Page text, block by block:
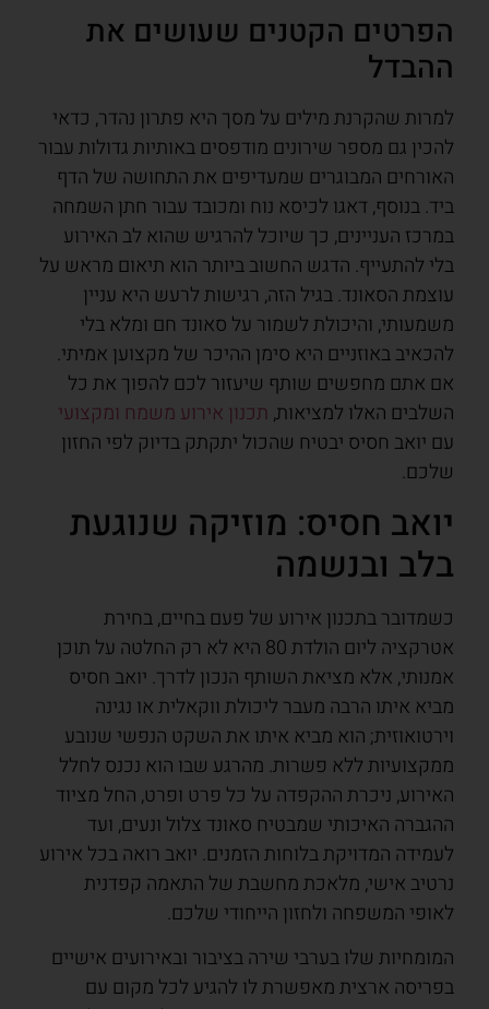
הפרטים הקטנים שעושים את
ההבדל
למרות שהקרנת מילים על מסך היא פתרון נהדר, כדאי
להכין גם מספר שירונים מודפסים באותיות גדולות עבור
האורחים המבוגרים שמעדיפים את התחושה של הדף
ביד. בנוסף, דאגו לכיסא נוח ומכובד עבור חתן השמחה
במרכז העניינים, כך שיוכל להרגיש שהוא לב האירוע
בלי להתעייף. הדגש החשוב ביותר הוא תיאום מראש על
עוצמת הסאונד. בגיל הזה, רגישות לרעש היא עניין
משמעותי, והיכולת לשמור על סאונד חם ומלא בלי
להכאיב באוזניים היא סימן ההיכר של מקצוען אמיתי.
אם אתם מחפשים שותף שיעזור לכם להפוך את כל
השלבים האלו למציאות, תכנון אירוע משמח ומקצועי
עם יואב חסיס יבטיח שהכול יתקתק בדיוק לפי החזון
שלכם.
יואב חסיס: מוזיקה שנוגעת
בלב ובנשמה
כשמדובר בתכנון אירוע של פעם בחיים, בחירת
אטרקציה ליום הולדת 80 היא לא רק החלטה על תוכן
אמנותי, אלא מציאת השותף הנכון לדרך. יואב חסיס
מביא איתו הרבה מעבר ליכולת ווקאלית או נגינה
וירטואוזית; הוא מביא איתו את השקט הנפשי שנובע
ממקצועיות ללא פשרות. מהרגע שבו הוא נכנס לחלל
האירוע, ניכרת ההקפדה על כל פרט ופרט, החל מציוד
ההגברה האיכותי שמבטיח סאונד צלול ונעים, ועד
לעמידה המדויקת בלוחות הזמנים. יואב רואה בכל אירוע
נרטיב אישי, מלאכת מחשבת של התאמה קפדנית
לאופי המשפחה ולחזון הייחודי שלכם.
המומחיות שלו בערבי שירה בציבור ובאירועים אישיים
בפריסה ארצית מאפשרת לו להגיע לכל מקום עם